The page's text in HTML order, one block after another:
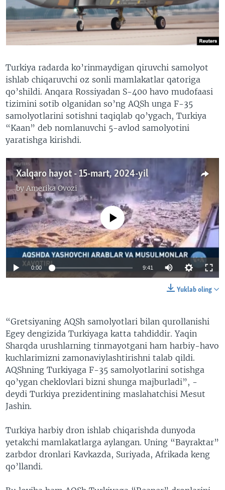
VIDEO
XABARLAR SURATLARDA
ODNOKLASSNIKI
TELEGRAM
TWITTER
SOUNDCLOUD
VOA
Turkiya radarda ko’rinmaydigan qiruvchi samolyot
ishlab chiqaruvchi oz sonli mamlakatlar qatoriga
qo’shildi. Anqara Rossiyadan S-400 havo mudofaasi
tizimini sotib olganidan so’ng AQSh unga F-35
samolyotlarini sotishni taqiqlab qo’ygach, Turkiya
“Kaan” deb nomlanuvchi 5-avlod samolyotini
yaratishga kirishdi.
Xalqaro hayot - 15-mart, 2024-yil
by Amerika Ovozi
No media source currently available
0:00 9:41
Yuklab oling
“Gretsiyaning AQSh samolyotlari bilan qurollanishi
Egey dengizida Turkiyaga katta tahdiddir. Yaqin
Sharqda urushlarning tinmayotgani ham harbiy-havo
kuchlarimizni zamonaviylashtirishni talab qildi.
AQShning Turkiyaga F-35 samolyotlarini sotishga
qo’ygan cheklovlari bizni shunga majburladi”, -
deydi Turkiya prezidentining maslahatchisi Mesut
Jashin.
Turkiya harbiy dron ishlab chiqarishda dunyoda
yetakchi mamlakatlarga aylangan. Uning “Bayraktar”
zarbdor dronlari Kavkazda, Suriyada, Afrikada keng
qo’llandi.